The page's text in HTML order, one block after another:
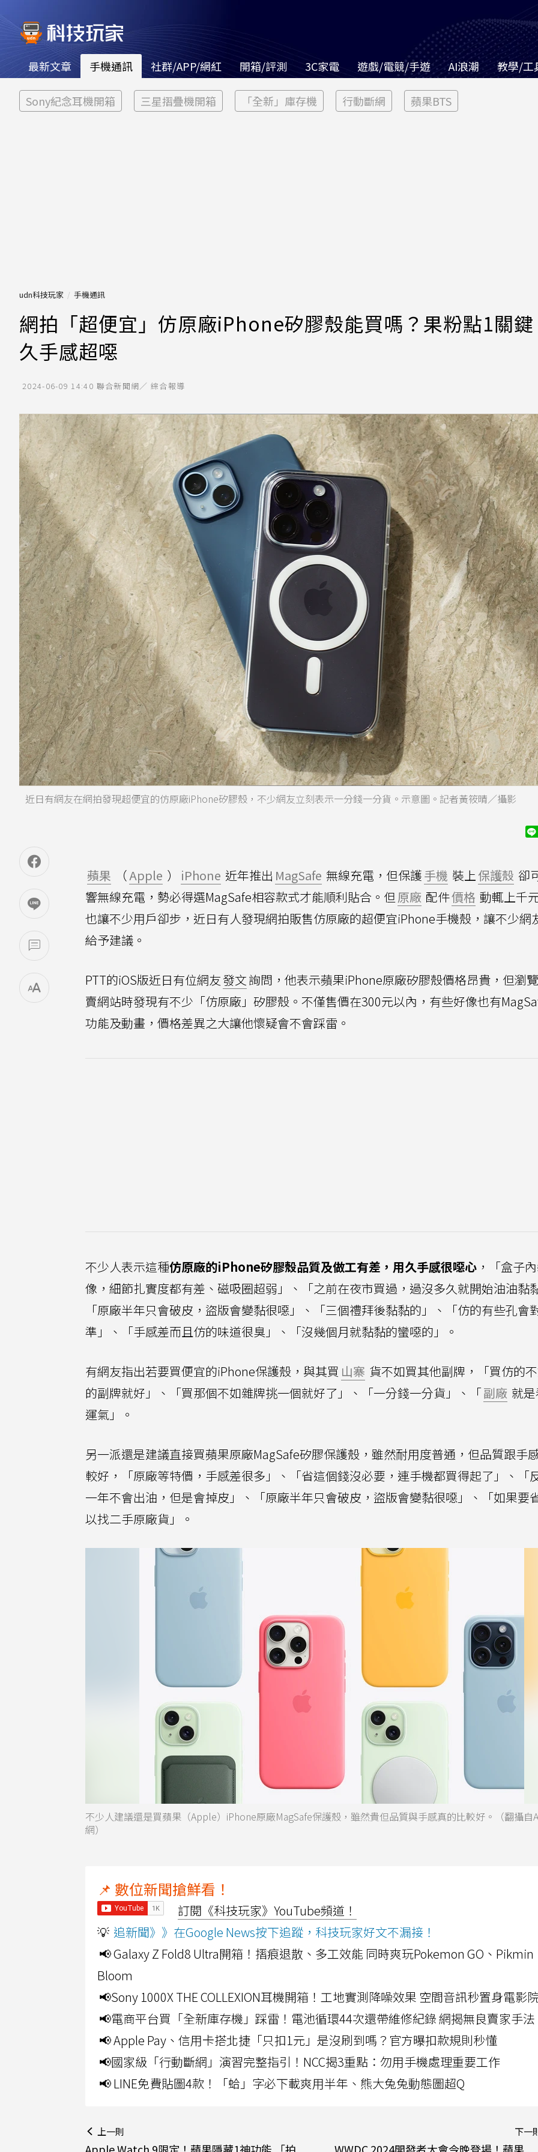
最新文章 手機通訊 社群/APP/網紅 開箱/評測 3C家電 遊戲/電競/手遊 AI浪潮 教學/工
Sony紀念耳機開箱 三星摺疊機開箱 「全新」庫存機 行動斷網 蘋果BTS
udn科技玩家 手機通訊
網拍「超便宜」仿原廠iPhone矽膠殼能買嗎？果粉點1關
久手感超噁
2024-06-09 14:40 聯合新聞網／ 綜合報導
近日有網友在網拍發現超便宜的仿原廠iPhone矽膠殼，不少網友立刻表示一分錢一分貨。示意圖。記者黃筱晴／攝影
蘋果 （Apple ） iPhone 近年推出 MagSafe 無線充電，但保護手機 裝上保護殼 卻
響無線充電，勢必得選MagSafe相容款式才能順利貼合。但 原廠 配件價格 動輒上千
也讓不少用戶卻步，近日有人發現網拍販售仿原廠的超便宜iPhone手機殼，讓不少網
給予建議。
PTT的iOS版近日有位網友發文詢問，他表示蘋果iPhone原廠矽膠殼價格昂貴，但瀏
賣網站時發現有不少「仿原廠」矽膠殼。不僅售價在300元以內，有些好像也有
功能及動畫，價格差異之大讓他懷疑會不會踩雷。
不少人表示這種仿原廠的iPhone矽膠殼品質及做工有差，用久手感很噁心 ，「盒子
像，細節扎實度都有差、磁吸圈超弱」、「之前在夜市買過，過沒多久就開始油油黏
「原廠半年只會破皮，盜版會變黏很噁」、「三個禮拜後黏黏的」、「仿的有些孔會
準」、「手感差而且仿的味道很臭」、「沒幾個月就黏黏的蠻噁的」。
有網友指出若要買便宜的iPhone保護殼，與其買 山寨 貨不如買其他副牌，「買仿的
的副牌就好」、「買那個不如雜牌挑一個就好了」、「一分錢一分貨」、「副廠 就
運氣」。
另一派還是建議直接買蘋果原廠MagSafe矽膠保護殼，雖然耐用度普通，但品質跟手
較好，「原廠等特價，手感差很多」、「省這個錢沒必要，連手機都買得起了」、「
一年不會出油，但是會掉皮」、「原廠半年只會破皮，盜版會變黏很噁」、「如果要
以找二手原廠貨」。
不少人建議還是買蘋果（Apple）iPhone原廠MagSafe保護殼，雖然貴但品質與手感真的比較好。（翻攝自
網）
📌 數位新聞搶鮮看！
訂閱《科技玩家》YouTube頻道！
💡 追新聞》》在Google News按下追蹤，科技玩家好文不漏接！
📢 Galaxy Z Fold8 Ultra開箱！摺痕退散、多工效能 同時爽玩Pokemon GO、Pikmin
Bloom
📢Sony 1000X THE COLLEXION耳機開箱！工地實測降噪效果 空間音訊秒置身電影
📢電商平台買「全新庫存機」踩雷！電池循環44次還帶維修紀錄 網揭無良賣家手法
📢 Apple Pay、信用卡搭北捷「只扣1元」是沒刷到嗎？官方曝扣款規則秒懂
📢國家級「行動斷網」演習完整指引！NCC揭3重點：勿用手機處理重要工作
📢 LINE免費貼圖4款！「蛤」字必下載爽用半年、熊大兔兔動態圖超Q
上一則 下一